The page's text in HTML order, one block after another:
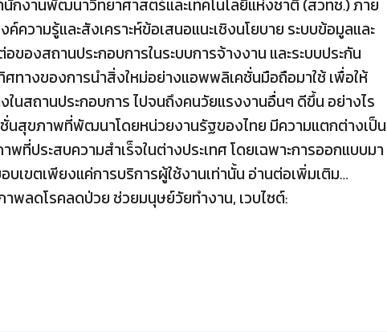
กงานพัฒนาวิทยาศาสตร์และเทคโนโลยีแห่งชาติ (สวทช.) ภาย
ความรู้และสังเคราะห์ข้อเสนอแนะเชิงนโยบาย ระบบข้อมูลและ
องสถานประกอบการในระบบการจ้างงาน และระบบประกัน
ทางของการนำสิ่งใหม่อย่างแอพพลิเคชั่นมือถือมาใช้ เพื่อให้
สถานประกอบการ ไปจนถึงคนวัยแรงงานอื่นๆ ดีขึ้น อย่างไร
สุขภาพที่พัฒนาโดยหน่วยงานรัฐของไทย มีความแตกต่างเป็น
ประสบความสำเร็จในต่างประเทศ โดยเฉพาะการออกแบบมา
เขตเพียงแค่การบริการผู้ใช้งานเท่านั้น อ่านต่อเพิ่มเติม…
พลดโรคลดป่วย ช่วยมนุษย์วัยทำงาน, เวบไซต์: